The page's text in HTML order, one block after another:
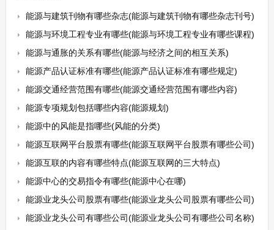
能源与建筑刊物有哪些杂志(能源与建筑刊物有哪些杂志刊号)
能源与环境工程专业有哪些(能源与环境工程专业有哪些课程)
能源与通胀的关系有哪些(能源与经济之间的相互关系)
能源产品认证标准有哪些(能源产品认证标准有哪些规定)
能源交通经营范围有哪些(能源交通经营范围有哪些内容)
能源专项规划包括哪些内容(能源规划)
能源中的风能是指哪些(风能的分类)
能源互联网平台股票有哪些(能源互联网平台股票有哪些公司)
能源互联的内容有哪些特点(能源互联网的三大特点)
能源中心的交易指令有哪些(能源中心在哪)
能源业龙头公司股票有哪些(能源业龙头公司股票有哪些公司)
能源业龙头公司有哪些公司(能源业龙头公司有哪些公司名称)